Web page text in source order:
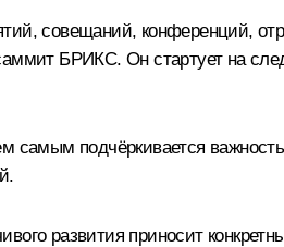
совещаний, конференций,
БРИКС. Он стартует на
подчёркивается важность
развития приносит